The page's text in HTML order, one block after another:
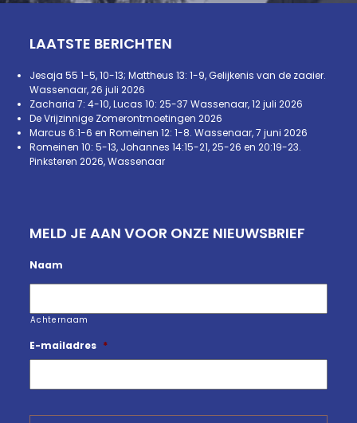
LAATSTE BERICHTEN
Jesaja 55 1-5, 10-13; Mattheus 13: 1-9, Gelijkenis van de zaaier.
Wassenaar, 26 juli 2026
Zacharia 7: 4-10, Lucas 10: 25-37 Wassenaar, 12 juli 2026
De Vrijzinnige Zomerontmoetingen 2026
Marcus 6:1-6 en Romeinen 12: 1-8. Wassenaar, 7 juni 2026
Romeinen 10: 5-13, Johannes 14:15-21, 25-26 en 20:19-23.
Pinksteren 2026, Wassenaar
MELD JE AAN VOOR ONZE NIEUWSBRIEF
Naam
Achternaam
E-mailadres *